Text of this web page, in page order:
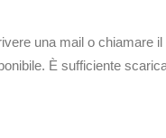
una mail o chiamare
È sufficiente